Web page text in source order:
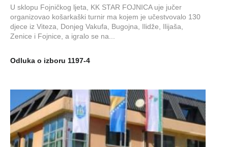
U sklopu Fojničkog ljeta, KK STAR FOJNICA uje jučer
organizovao košarkaški turnir ma kojem je učestvovalo 130
djece iz Viteza, Donjeg Vakufa, Bugojna, Ilidže, Ilijaša,
Zenice i Fojnice, a igralo se na...
Odluka o izboru 1197-4